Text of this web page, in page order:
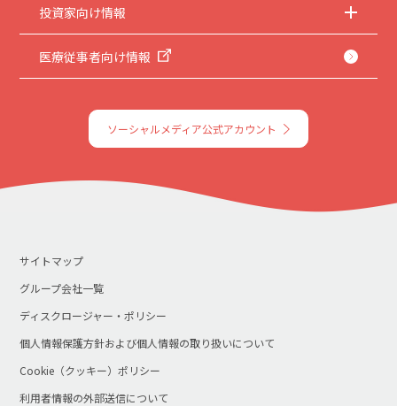
投資家向け情報
医療従事者向け情報
ソーシャルメディア公式アカウント
サイトマップ
グループ会社一覧
ディスクロージャー・ポリシー
個人情報保護方針および個人情報の取り扱いについて
Cookie（クッキー）ポリシー
利用者情報の外部送信について